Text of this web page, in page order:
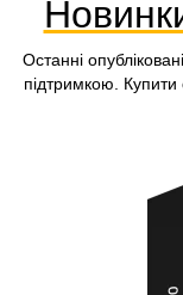
Останні
підтримкою. Купити